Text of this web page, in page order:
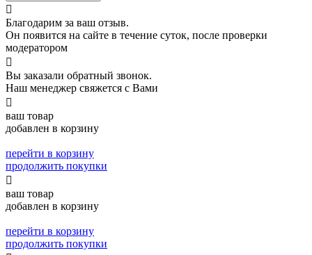

Благодарим за ваш отзыв.
Он появится на сайте в течение суток, после проверки
модератором

Вы заказали обратный звонок.
Наш менеджер свяжется с Вами

ваш товар
добавлен в корзину
перейти в корзину
продолжить покупки

ваш товар
добавлен в корзину
перейти в корзину
продолжить покупки